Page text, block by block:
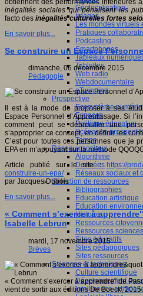
Géolocalisation
Images
Les mondes virtuels
Pratiques
Podcasting
Smartphones
Tableaux
Tablettes
Web radio
Webdocumentaire
eTwinning
Prospective
Ecosystème
Espaces
Politique éducative
Scénarios
Temps
Réseaux sociaux
Algorithme
Données
Réseaux sociaux et
Sélection de ressources
Bibliographies
Education artistique
Education
Histoire
Ressources
Ressources sciences
Sites éducatifs
Sites pédagogiques
Sites ressources
Sciences et techniques
Culture scientifique
Développement
Intelligence
obtiennent des performances inférieures
inégalités sociales qui pénalisent les
facto des inégalités culturelles fortes
En savoir plus...
Se construire un Espace
dimanche, 06 décembre 2015
Pédagogie
Il est à la mode de proposer à ses
Espace Personnel d’Apprentissage. Si
comment peut se débrouiller une
s’approprier ce concept, en définir les
C’est pour toutes ces personnes que je
EPA en m’appuyant sur la méthode
Article publié sur le site : https://
construire-un-epa/
par Jacques Dubois
En savoir plus...
« Comment s’exercer à
Isabelle Lebrun
mardi, 17 novembre 2015
Brèves
« Comment s’exercer à apprendre" de
vient de sortir aux éditions De Boeck,